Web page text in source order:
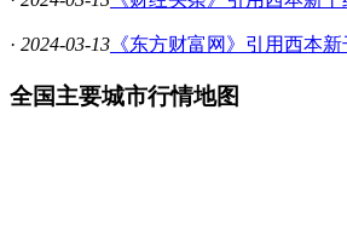
· 2024-03-13 《东方财富网》引用西本
全国主要城市行情地图